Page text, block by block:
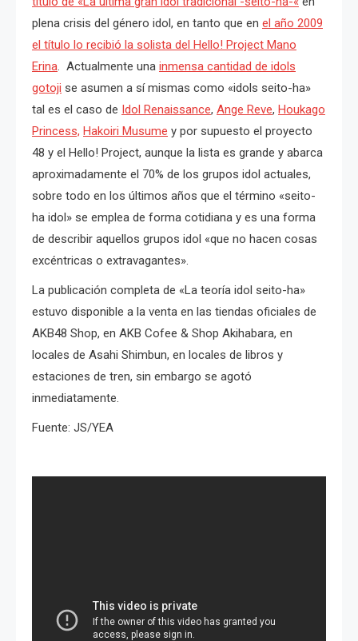
plena crisis del género idol, en tanto que en el año 2009
el título lo recibió la solista del Hello! Project Mano
Erina. Actualmente una inmensa cantidad de idols
gotoji se asumen a sí mismas como «idols seito-ha»
tal es el caso de Idol Renaissance, Ange Reve, Houkago
Princess, Hakoiri Musume y por supuesto el proyecto
48 y el Hello! Project, aunque la lista es grande y abarca
aproximadamente el 70% de los grupos idol actuales,
sobre todo en los últimos años que el término «seito-
ha idol» se emplea de forma cotidiana y es una forma
de describir aquellos grupos idol «que no hacen cosas
excéntricas o extravagantes».
La publicación completa de «La teoría idol seito-ha»
estuvo disponible a la venta en las tiendas oficiales de
AKB48 Shop, en AKB Cofee & Shop Akihabara, en
locales de Asahi Shimbun, en locales de libros y
estaciones de tren, sin embargo se agotó
inmediatamente.
Fuente: JS/YEA